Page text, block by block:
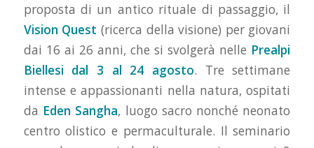
proposta di un antico rituale di passaggio, il
Vision Quest (ricerca della visione) per giovani
dai 16 ai 26 anni, che si svolgerà nelle Prealpi
Biellesi dal 3 al 24 agosto. Tre settimane
intense e appassionanti nella natura, ospitati
da Eden Sangha, luogo sacro nonché neonato
centro olistico e permaculturale. Il seminario